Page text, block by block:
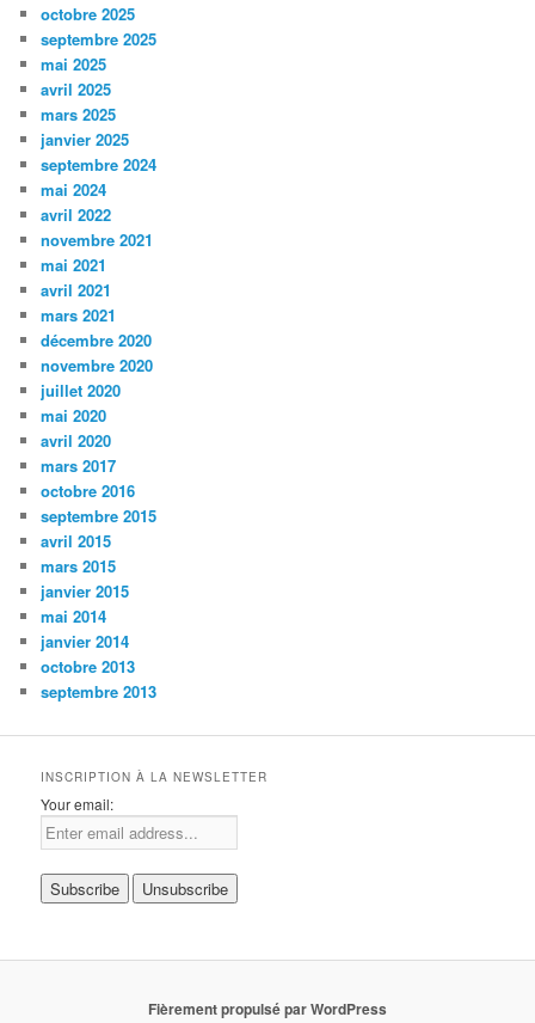
octobre 2025
septembre 2025
mai 2025
avril 2025
mars 2025
janvier 2025
septembre 2024
mai 2024
avril 2022
novembre 2021
mai 2021
avril 2021
mars 2021
décembre 2020
novembre 2020
juillet 2020
mai 2020
avril 2020
mars 2017
octobre 2016
septembre 2015
avril 2015
mars 2015
janvier 2015
mai 2014
janvier 2014
octobre 2013
septembre 2013
INSCRIPTION À LA NEWSLETTER
Your email:
Fièrement propulsé par WordPress